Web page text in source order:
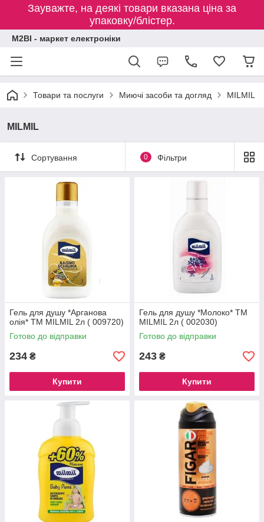
Зауважте, на деякі товари вказана ціна за
упаковку/блістер.
M2BI - маркет електроніки
Товари та послуги Миючі засоби та догляд MILMIL
MILMIL
Сортування 0 Фільтри
Гель для душу *Арганова
олія* TM MILMIL 2л ( 009720)
Готово до відправки
234 ₴
Купити
Гель для душу *Молоко* TM
MILMIL 2л ( 002030)
Готово до відправки
243 ₴
Купити